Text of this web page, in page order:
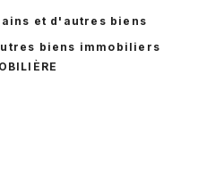
et d'autres biens
biens immobiliers